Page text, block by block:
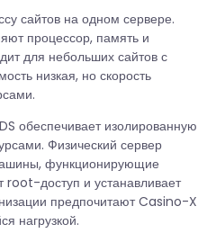
сайтов на одном сервере.
процессор, память и
для небольших сайтов с
низкая, но скорость
обеспечивает изолированную
Физический сервер
функционирующие
root-доступ и устанавливает
предпочитают Casino-X
нагрузкой.